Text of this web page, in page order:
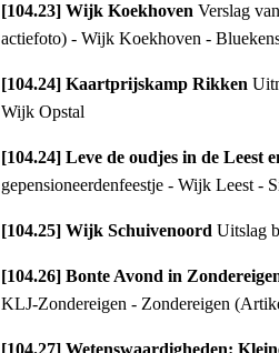
[104.23] Wijk Koekhoven Verslag
actiefoto) - Wijk Koekhoven -
[104.24] Kaartprijskamp Rikken
Wijk Opstal
[104.24] Leve de oudjes in de Leest
gepensioneerdenfeestje - Wijk Leest -
[104.25] Wijk Schuivenoord Uitslag
[104.26] Bonte Avond in
KLJ-Zondereigen - Zondereigen
[104.27] Wetenswaardigheden: